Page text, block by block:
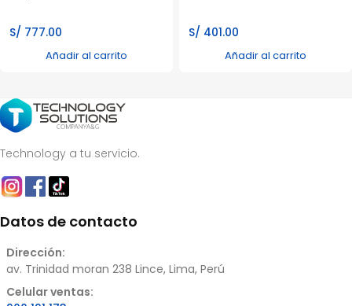
S/ 777.00
Añadir al carrito
S/ 401.00
Añadir al carrito
Technology a tu servicio.
Datos de contacto
Dirección:
av. Trinidad moran 238 Lince, Lima, Perú
Celular ventas: